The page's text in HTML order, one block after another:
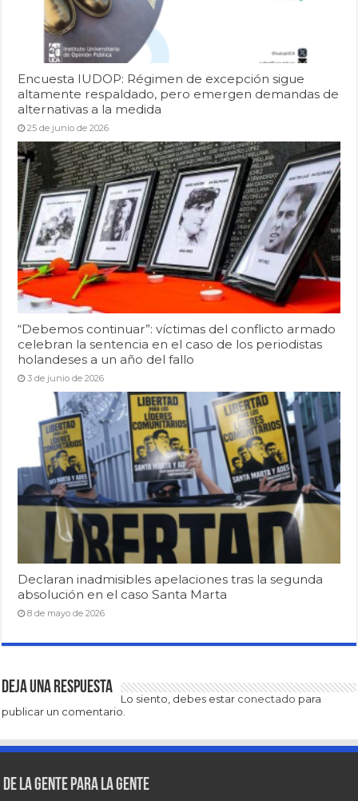
Encuesta IUDOP: Régimen de excepción sigue
altamente respaldado, pero emergen demandas de
alternativas a la medida
25 de junio de 2026
“Debemos continuar”: víctimas del conflicto armado
celebran la sentencia en el caso de los periodistas
holandeses a un año del fallo
3 de junio de 2026
Declaran inadmisibles apelaciones tras la segunda
absolución en el caso Santa Marta
8 de mayo de 2026
Deja una respuesta
Lo siento, debes estar conectado para
publicar un comentario.
De la gente para la gente